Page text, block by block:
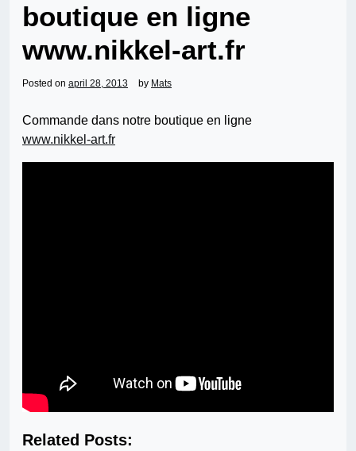
boutique en ligne
www.nikkel-art.fr
Posted on april 28, 2013 by Mats
Commande dans notre boutique en ligne
www.nikkel-art.fr
Related Posts: